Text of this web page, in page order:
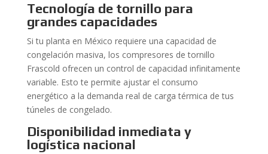
Tecnología de tornillo para
grandes capacidades
Si tu planta en México requiere una capacidad de
congelación masiva, los compresores de tornillo
Frascold ofrecen un control de capacidad infinitamente
variable. Esto te permite ajustar el consumo
energético a la demanda real de carga térmica de tus
túneles de congelado.
Disponibilidad inmediata y
logística nacional